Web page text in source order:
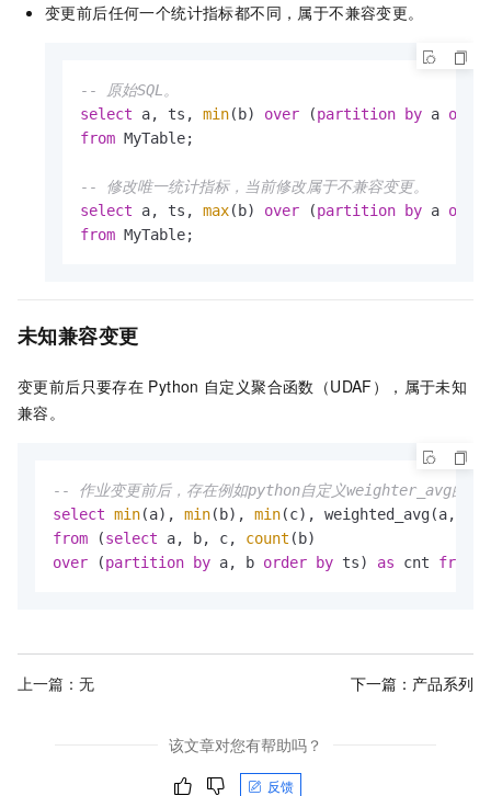
变更前后任何一个统计指标都不同，属于不兼容变更。
-- 原始SQL。
select a, ts, min(b) over (partition by a order
from MyTable;
-- 修改唯一统计指标，当前修改属于不兼容变更。
select a, ts, max(b) over (partition by a order
from MyTable;
未知兼容变更
变更前后只要存在 Python 自定义聚合函数（UDAF），属于未知
兼容。
-- 作业变更前后，存在例如python自定义weighter_avg的函
select min(a), min(b), min(c), weighted_avg(a,
from (select a, b, c, count
over (partition by a, b order by ts) as cnt from
上一篇：无 下一篇： 产品系列
该文章对您有帮助吗？
反馈